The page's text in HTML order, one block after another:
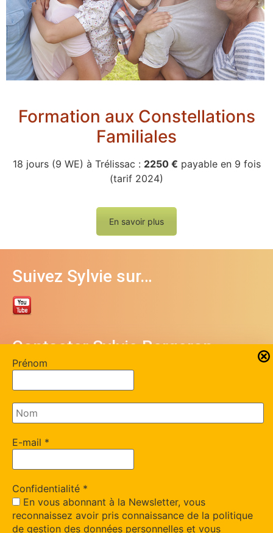
Formation aux Constellations
Familiales
18 jours (9 WE) à Trélissac : 2250 € payable en 9 fois
(tarif 2024)
En savoir plus
Prénom
E-mail *
Confidentialité *
En vous abonnant à la Newsletter, vous
reconnaissez avoir pris connaissance de la politique
de gestion des données personnelles et vous
Suivez Sylvie sur…
Contacter Sylvie Bergeron
06 84 07 18 10
51bis rue du Claud Fardeix
F-24750 Trélissac
Site de Moïse Bergeron
https://therapies-breves-24.fr/